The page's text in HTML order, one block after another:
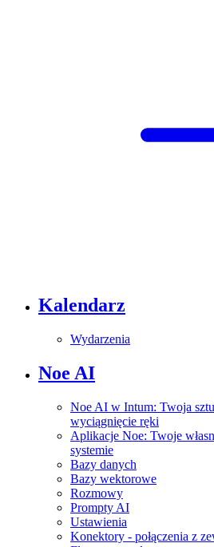
Kalendarz
Wydarzenia
Noe AI
Noe AI w Intum: Twoja
wyciągnięcie ręki
Aplikacje Noe: Twoje
systemie
Bazy danych
Bazy wektorowe
Rozmowy
Prompty AI
Ustawienia
Konektory - połączenia z